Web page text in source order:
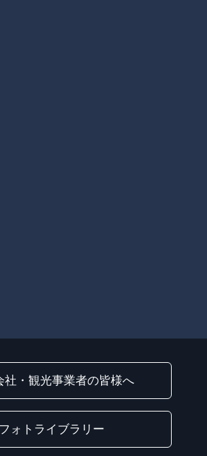
社・観光事業者の皆様へ
フォトライブラリー